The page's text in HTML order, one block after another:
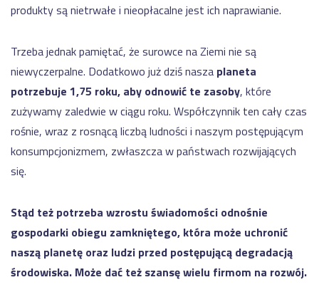
produkty są nietrwałe i nieopłacalne jest ich naprawianie.
Trzeba jednak pamiętać, że surowce na Ziemi nie są
niewyczerpalne. Dodatkowo już dziś nasza planeta
potrzebuje 1,75 roku, aby odnowić te zasoby, które
zużywamy zaledwie w ciągu roku. Współczynnik ten cały czas
rośnie, wraz z rosnącą liczbą ludności i naszym postępującym
konsumpcjonizmem, zwłaszcza w państwach rozwijających
się.
Stąd też potrzeba wzrostu świadomości odnośnie
gospodarki obiegu zamkniętego, która może uchronić
naszą planetę oraz ludzi przed postępującą degradacją
środowiska. Może dać też szansę wielu firmom na rozwój.